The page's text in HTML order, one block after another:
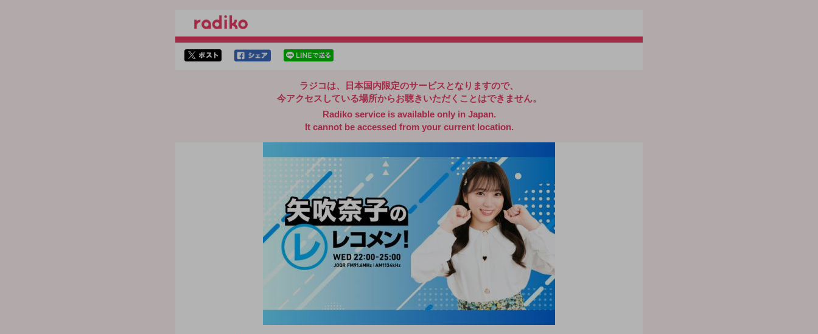
ラジコは、日本国内限定のサービスとなりますので、
今アクセスしている場所からお聴きいただくことはできません。
Radiko service is available only in Japan.
It cannot be accessed from your current location.